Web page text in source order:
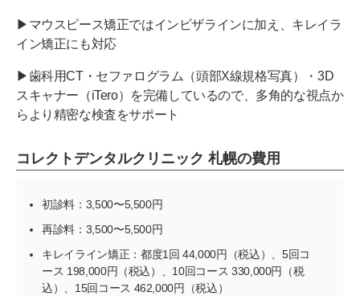
▶マウスピース矯正ではインビザラインに加え、キレイラ
イン矯正にも対応
▶歯科用CT・セファログラム（頭部X線規格写真）・3D
スキャナー（iTero）を完備しているので、多角的な視点か
らより精密な検査をサポート
コレクトデンタルクリニック 札幌の費用
初診料：3,500〜5,500円
再診料：3,500〜5,500円
キレイライン矯正：都度1回 44,000円（税込）、5回コ
ース 198,000円（税込）、10回コース 330,000円（税
込）、15回コース 462,000円（税込）